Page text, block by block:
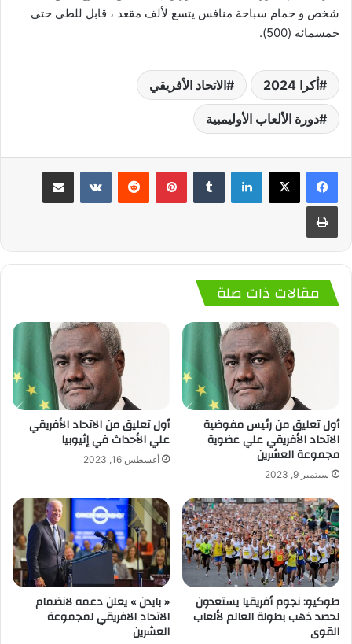
شخص و حمام سباحة منافس يتسع لألف مقعد ، قابل للطي حتى
خمسمائة (500).
أكرا 2024 الاتحاد الأفريقي
دورة الألعاب الأوليمبية
لينكدإن بينتيريست
مقالات ذات صلة
أول تعليق من رئيس مفوضية
الاتحاد الأفريقي علي عضوية
مجموعة العشرين
سبتمبر 9, 2023
أول تعليق من الاتحاد الأفريقي
علي الأحداث في إثيوبيا
أغسطس 16, 2023
طوكيو: نجوم أفريقيا يستعدون
لحصد ذهب بطولة العالم لألعاب
القوى
« بايدن » يعلن دعمه لانضمام
الاتحاد الافريقي لمجموعة
العشرين